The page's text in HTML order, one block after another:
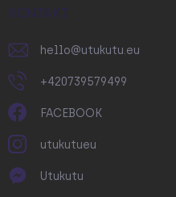
KONTAKT
hello@utukutu.eu
+420739579499
FACEBOOK
utukutueu
Utukutu